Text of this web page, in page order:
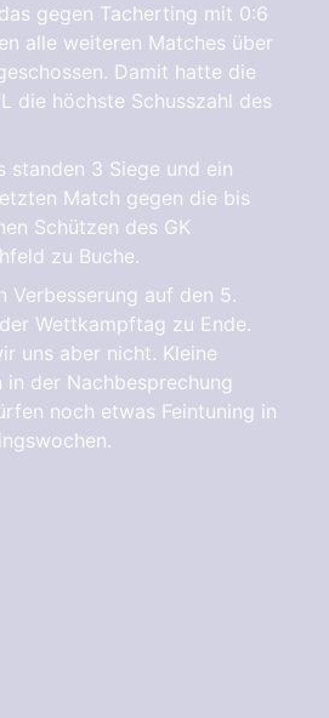
gegen Tacherting mit 0:6
alle weiteren Matches über
Damit hatte die
die höchste Schusszahl des
standen 3 Siege und ein
Match gegen die bis
Schützen des GK
zu Buche.
Verbesserung auf den 5.
Wettkampftag zu Ende.
uns aber nicht. Kleine
in der Nachbesprechung
noch etwas Feintuning in